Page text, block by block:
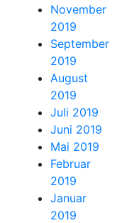
November
2019
September
2019
August
2019
Juli 2019
Juni 2019
Mai 2019
Februar
2019
Januar
2019